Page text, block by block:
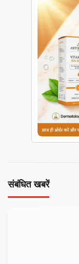
संबंधित खबरें